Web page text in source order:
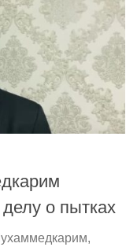
о пытках